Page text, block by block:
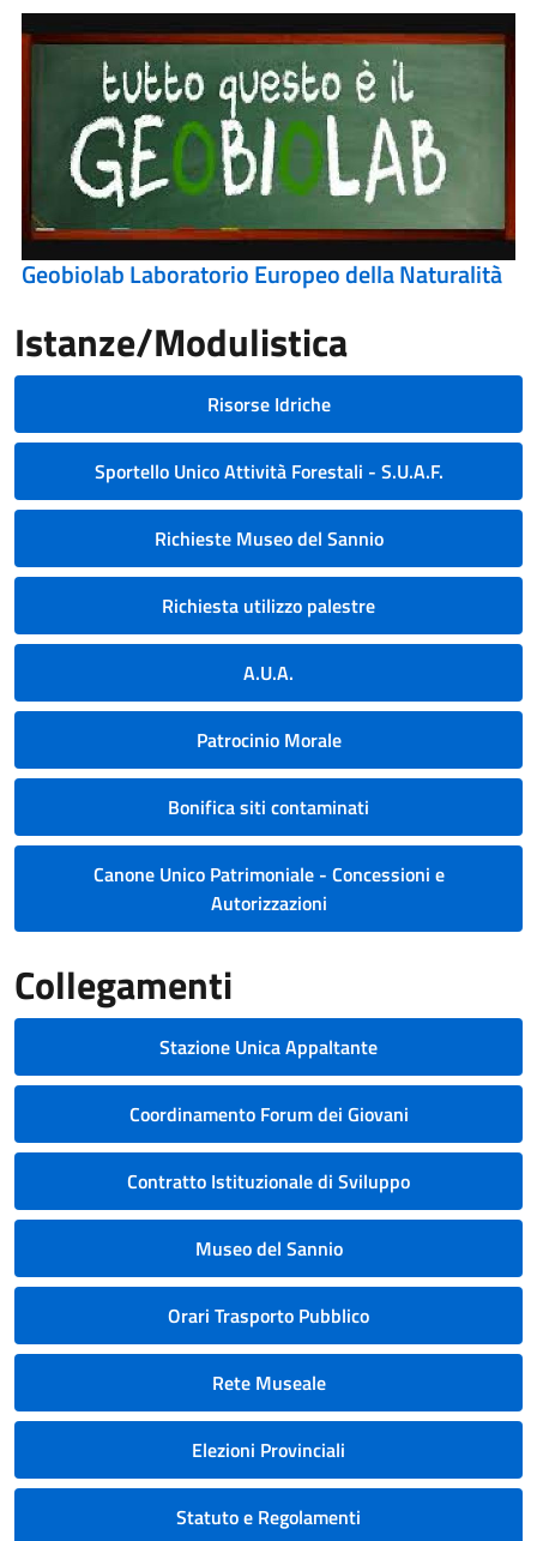
Geobiolab Laboratorio Europeo della Naturalità
Istanze/Modulistica
Risorse Idriche
Sportello Unico Attività Forestali - S.U.A.F.
Richieste Museo del Sannio
Richiesta utilizzo palestre
A.U.A.
Patrocinio Morale
Bonifica siti contaminati
Canone Unico Patrimoniale - Concessioni e
Autorizzazioni
Collegamenti
Stazione Unica Appaltante
Coordinamento Forum dei Giovani
Contratto Istituzionale di Sviluppo
Museo del Sannio
Orari Trasporto Pubblico
Rete Museale
Elezioni Provinciali
Statuto e Regolamenti